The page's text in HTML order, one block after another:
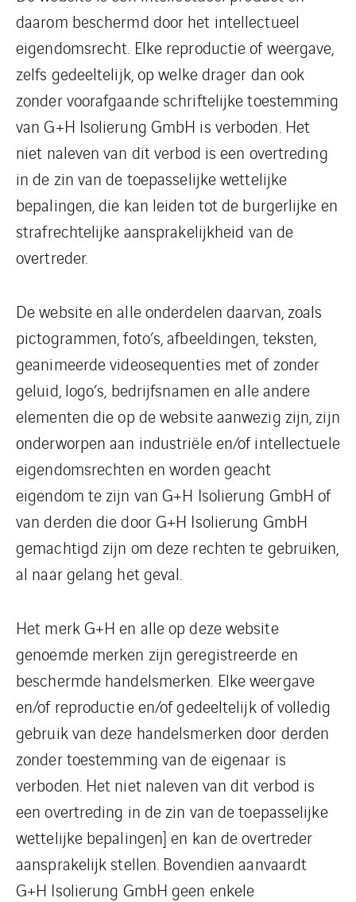
daarom beschermd door het intellectueel
eigendomsrecht. Elke reproductie of weergave,
zelfs gedeeltelijk, op welke drager dan ook
zonder voorafgaande schriftelijke toestemming
van G+H Isolierung GmbH is verboden. Het
niet naleven van dit verbod is een overtreding
in de zin van de toepasselijke wettelijke
bepalingen, die kan leiden tot de burgerlijke en
strafrechtelijke aansprakelijkheid van de
overtreder.
De website en alle onderdelen daarvan, zoals
pictogrammen, foto’s, afbeeldingen, teksten,
geanimeerde videosequenties met of zonder
geluid, logo’s, bedrijfsnamen en alle andere
elementen die op de website aanwezig zijn, zijn
onderworpen aan industriële en/of intellectuele
eigendomsrechten en worden geacht
eigendom te zijn van G+H Isolierung GmbH of
van derden die door G+H Isolierung GmbH
gemachtigd zijn om deze rechten te gebruiken,
al naar gelang het geval.
Het merk G+H en alle op deze website
genoemde merken zijn geregistreerde en
beschermde handelsmerken. Elke weergave
en/of reproductie en/of gedeeltelijk of volledig
gebruik van deze handelsmerken door derden
zonder toestemming van de eigenaar is
verboden. Het niet naleven van dit verbod is
een overtreding in de zin van de toepasselijke
wettelijke bepalingen] en kan de overtreder
aansprakelijk stellen. Bovendien aanvaardt
G+H Isolierung GmbH geen enkele